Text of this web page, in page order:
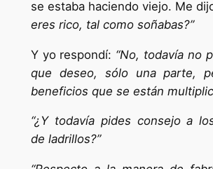
se estaba haciendo viejo. Me
eres rico, tal como soñabas?”
Y yo respondí: “No, todavía no
que deseo, sólo una parte,
beneficios que se están
“¿Y todavía pides consejo a
de ladrillos?”